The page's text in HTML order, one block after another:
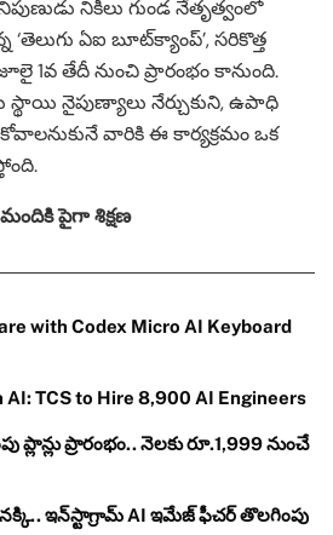
నిపుణుడు నికీలు గుండ నేతృత్వంలో
ఏఐ బూట్‌క్యాంప్‌’, సరికొత్త
1వ తేదీ నుంచి ప్రారంభం కానుంది.
స్థాయి నైపుణ్యాలు నేర్చుకుని, ఉపాధి
వారికి ఈ కార్యక్రమం ఒక
పైగా శిక్షణ
with Codex Micro AI Keyboard
TCS to Hire 8,900 AI Engineers
ప్లాన్లు ప్రారంభం.. నెలకు రూ.1,999 నుంచే
ఇన్‌స్టాగ్రామ్ AI ఇమేజ్ ఫీచర్ తొలగింపు